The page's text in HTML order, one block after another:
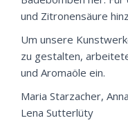
und Zitronensäure
Um unsere
zu gestalten,
und Aromaöle ein.
Maria Starzacher,
Lena Sutterlüty